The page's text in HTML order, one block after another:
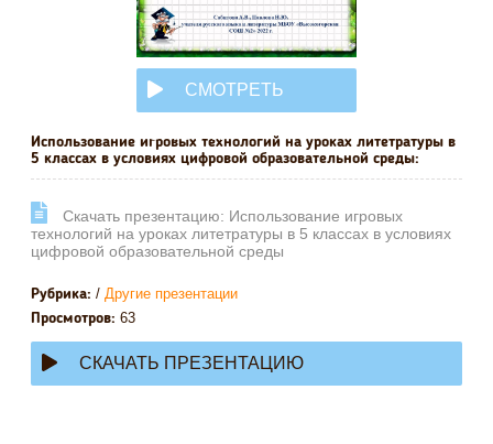
СМОТРЕТЬ
Использование игровых технологий на уроках литетратуры в
5 классах в условиях цифровой образовательной среды:
Cкачать презентацию: Использование игровых
технологий на уроках литетратуры в 5 классах в условиях
цифровой образовательной среды
Рубрика: / Другие презентации
Просмотров: 63
СКАЧАТЬ ПРЕЗЕНТАЦИЮ